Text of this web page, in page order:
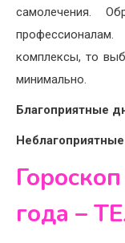
самолечения.
комплексы, то
минимально.
Благоприятные
года –